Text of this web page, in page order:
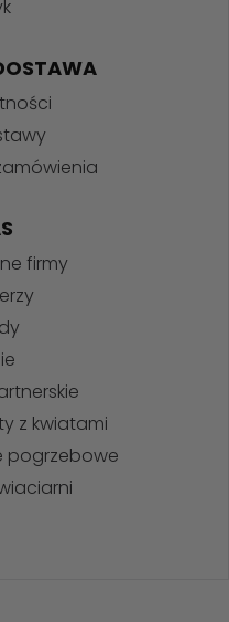
firmy
z kwiatami
pogrzebowe